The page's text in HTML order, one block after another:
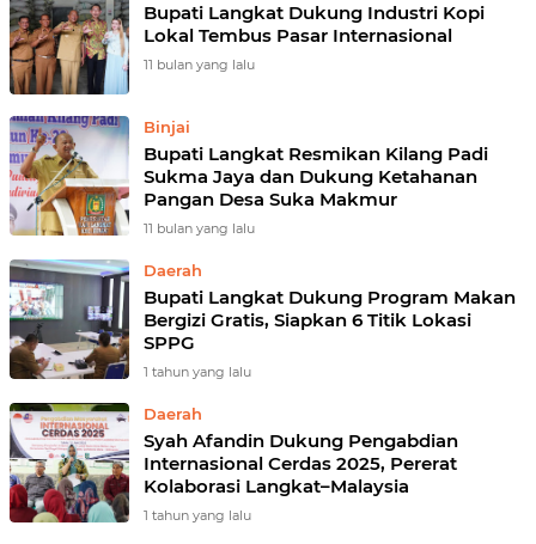
Bupati Langkat Dukung Industri Kopi
Lokal Tembus Pasar Internasional
11 bulan yang lalu
Binjai
Bupati Langkat Resmikan Kilang Padi
Sukma Jaya dan Dukung Ketahanan
Pangan Desa Suka Makmur
11 bulan yang lalu
Daerah
Bupati Langkat Dukung Program Makan
Bergizi Gratis, Siapkan 6 Titik Lokasi
SPPG
1 tahun yang lalu
Daerah
Syah Afandin Dukung Pengabdian
Internasional Cerdas 2025, Pererat
Kolaborasi Langkat–Malaysia
1 tahun yang lalu